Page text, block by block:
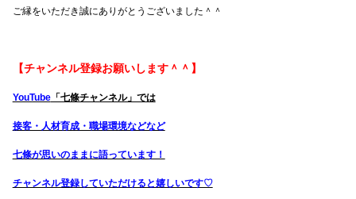
ご縁をいただき誠にありがとうございました＾＾
【チャンネル登録お願いします＾＾】
YouTube「七條チャンネル」では
接客・人材育成・職場環境などなど
七條が思いのままに語っています！
チャンネル登録していただけると嬉しいです♡